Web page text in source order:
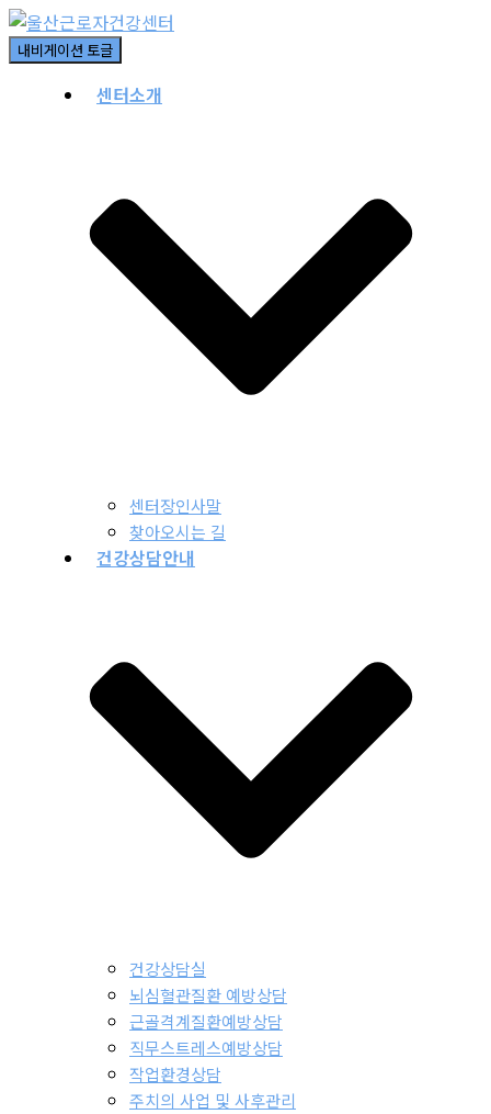
내비게이션 토글
센터소개
센터장인사말
찾아오시는 길
건강상담안내
건강상담실
뇌심혈관질환 예방상담
근골격계질환예방상담
직무스트레스예방상담
작업환경상담
주치의 사업 및 사후관리